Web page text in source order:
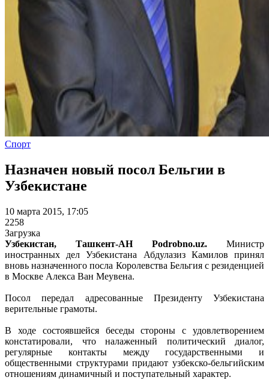
Спорт
Назначен новый посол Бельгии в
Узбекистане
10 марта 2015, 17:05
2258
Загрузка
Узбекистан, Ташкент-АН Podrobno.uz. Министр
иностранных дел Узбекистана Абдулазиз Камилов принял
вновь назначенного посла Королевства Бельгия с резиденцией
в Москве Алекса Ван Меувена.
Посол передал адресованные Президенту Узбекистана
верительные грамоты.
В ходе состоявшейся беседы стороны с удовлетворением
констатировали, что налаженный политический диалог,
регулярные контакты между государственными и
общественными структурами придают узбекско-бельгийским
отношениям динамичный и поступательный характер.